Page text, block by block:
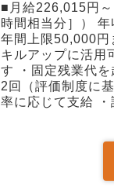
■月給226,015円
時間相当分］）
年間上限50,000円
キルアップに活用
す ・固定残業代
2回（評価制度に
率に応じて支給 ・